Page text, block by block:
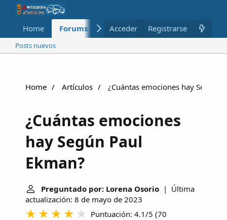
Home Forums Nuevo Miembros
Acceder Registrarse
Posts nuevos
Home Artículos ¿Cuántas emociones hay Según
¿Cuántas emociones
hay Según Paul
Ekman?
Preguntado por: Lorena Osorio | Última
actualización: 8 de mayo de 2023
Puntuación: 4.1/5 (70